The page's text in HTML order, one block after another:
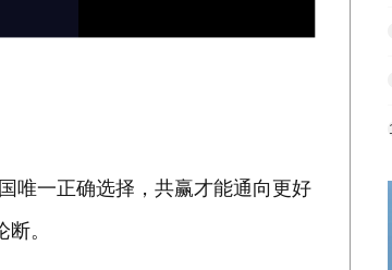
唯一正确选择，共赢才能通向更好
。